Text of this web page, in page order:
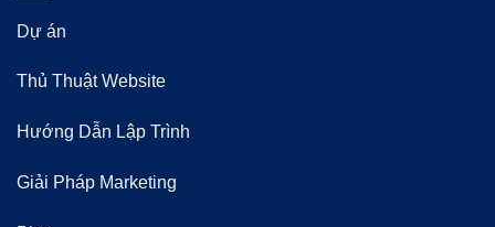
Dự án
Thủ Thuật Website
Hướng Dẫn Lập Trình
Giải Pháp Marketing